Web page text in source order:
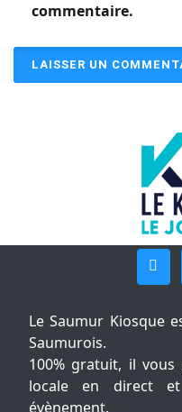
commentaire.
Le Saumur Kiosque
Saumurois.
100% gratuit, il
locale en direct
évènement.